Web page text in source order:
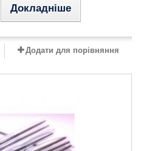
Докладніше
Додати для порівняння